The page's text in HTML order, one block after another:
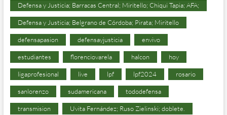
Defensa y Justicia; Barracas Central; Miritello; Chiqui Tapia; AFA;
Defensa y Justicia; Belgrano de Córdoba; Pirata; Miritello
defensapasion defensayjusticia envivo
estudiantes florenciovarela halcon hoy
ligaprofesional live lpf lpf2024 rosario
sanlorenzo sudamericana tododefensa
transmision Uvita Fernández; Ruso Zielinski; doblete.